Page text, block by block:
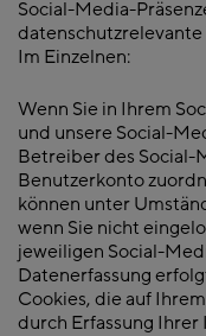
Social-Media-
Im Einzelnen:
Wenn Sie in Ihrem
und unsere Social-
Betreiber des Social-
Benutzerkonto
können unter
wenn Sie nicht
jeweiligen Social-
Datenerfassung
Cookies, die auf
durch Erfassung Ihrer